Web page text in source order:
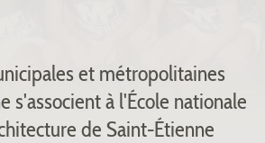
et métropolitaines
s'associent à l'École nationale
de Saint-Étienne